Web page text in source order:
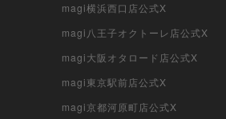
magi横浜西口店公式X
magi八王子オクトーレ店公式X
magi大阪オタロード店公式X
magi東京駅前店公式X
magi京都河原町店公式X